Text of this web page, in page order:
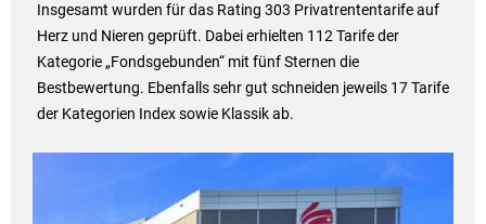
Insgesamt wurden für das Rating 303 Privatrententarife auf
Herz und Nieren geprüft. Dabei erhielten 112 Tarife der
Kategorie „Fondsgebunden“ mit fünf Sternen die
Bestbewertung. Ebenfalls sehr gut schneiden jeweils 17 Tarife
der Kategorien Index sowie Klassik ab.